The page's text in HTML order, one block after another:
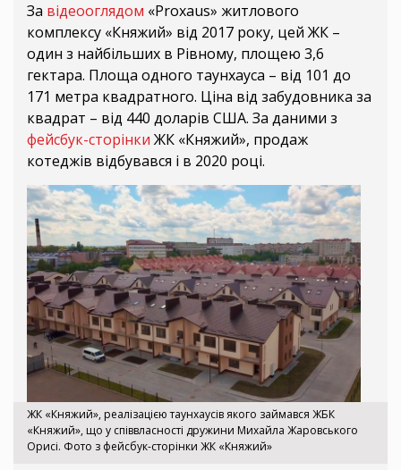
За відеооглядом «Proxaus» житлового
комплексу «Княжий» від 2017 року, цей ЖК –
один з найбільших в Рівному, площею 3,6
гектара. Площа одного таунхауса – від 101 до
171 метра квадратного. Ціна від забудовника за
квадрат – від 440 доларів США. За даними з
фейсбук-сторінки ЖК «Княжий», продаж
котеджів відбувався і в 2020 році.
ЖК «Княжий», реалізацією таунхаусів якого займався ЖБК
«Княжий», що у співвласності дружини Михайла Жаровського
Орисі. Фото з фейсбук-сторінки ЖК «Княжий»